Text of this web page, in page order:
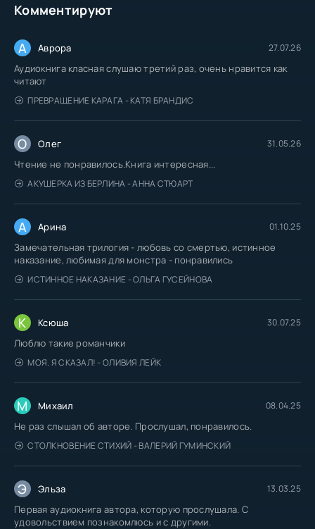
Комментируют
А Аврора 27.07.26
Аудиокнига класная слушаю третий раз, очень нравится как
читают
ПРЕВРАЩЕНИЕ КАРАГА - КАТЯ БРАНДИС
О Олег 31.05.26
Чтение не понравилось.Книга интересная...
АКУШЕРКА ИЗ БЕРЛИНА - АННА СТЮАРТ
А Арина 01.10.25
Замечательная трилогия - любовь со смертью, истинное
наказание, любимая для монстра - понравились
ИСТИННОЕ НАКАЗАНИЕ - ОЛЬГА ГУСЕЙНОВА
К Ксюша 30.07.25
Люблю такие романчики
МОЯ. Я СКАЗАЛ! - ОЛИВИЯ ЛЕЙК
М Михаил 08.04.25
Не раз слышал об авторе. Прослушал, понравилось.
СТОЛКНОВЕНИЕ СТИХИЙ - ВАЛЕРИЙ ГУМИНСКИЙ
Э Эльза 13.03.25
Первая аудиокнига автора, которую прослушала. С
удовольствием познакомлюсь и с другими.